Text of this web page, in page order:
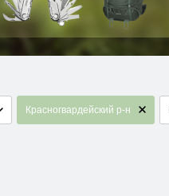
Красногвардейский р-н